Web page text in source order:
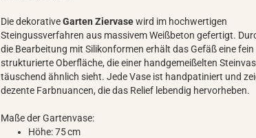
Die dekorativeGarten Ziervasewird im hochwertigen
Steingussverfahren aus massivem Weißbeton gefertigt.
die Bearbeitung mit Silikonformen erhält das Gefäß eine fein
strukturierte Oberfläche, die einer handgemeißelten
täuschend ähnlich sieht. Jede Vase ist handpatiniert und
dezente Farbnuancen, die das Relief lebendig hervorheben.
Maße der Gartenvase:
Höhe: 75 cm